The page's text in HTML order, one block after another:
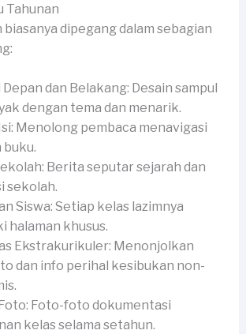
Tahunan
biasanya dipegang dalam sebagian
dan Belakang: Desain sampul
dengan tema dan menarik.
Menolong pembaca menavigasi
Berita seputar sejarah dan
sekolah.
Siswa: Setiap kelas lazimnya
halaman khusus.
Ekstrakurikuler: Menonjolkan
dan info perihal kesibukan non-
Foto-foto dokumentasi
kelas selama setahun.